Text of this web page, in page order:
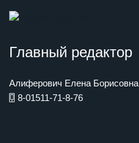
Главный редактор
Алиферович Елена Борисовна
8-01511-71-8-76